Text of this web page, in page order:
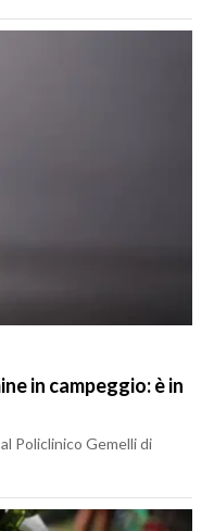
in campeggio: è in
Policlinico Gemelli di